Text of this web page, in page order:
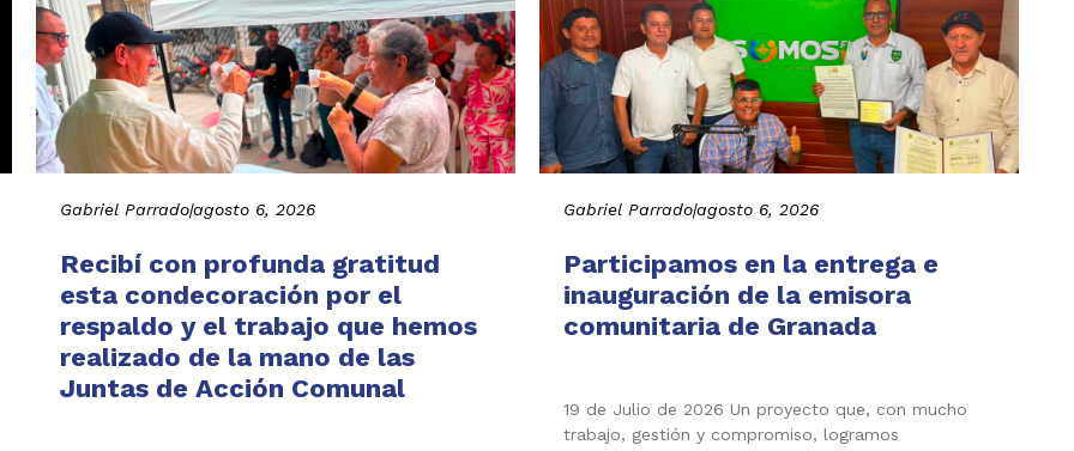
Gabriel Parrado|agosto 6, 2026
Recibí con profunda gratitud
esta condecoración por el
respaldo y el trabajo que hemos
realizado de la mano de las
Juntas de Acción Comunal
Gabriel Parrado|agosto 6, 2026
Participamos en la entrega e
inauguración de la emisora
comunitaria de Granada
19 de Julio de 2026 Un proyecto que, con mucho
trabajo, gestión y compromiso, logramos